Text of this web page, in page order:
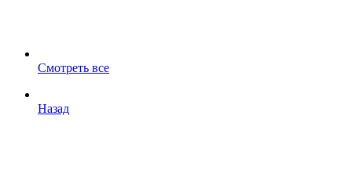
Смотреть все
Назад